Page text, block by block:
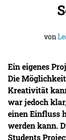
von
Ein eigenes
Die
Kreativität
war jedoch
einen Einfluss
werden kann.
Students